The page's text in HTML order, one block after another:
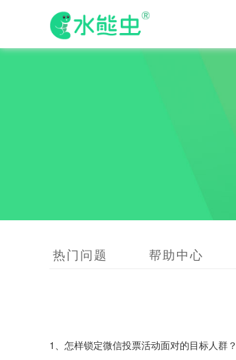
热门问题 帮助中心
1、怎样锁定微信投票活动面对的目标人群？